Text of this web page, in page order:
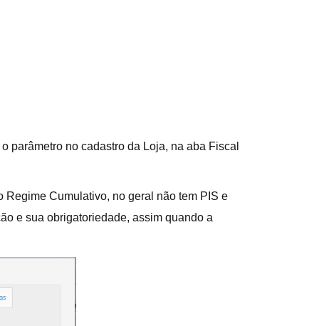
parâmetro no cadastro da Loja, na aba Fiscal
Cumulativo, no geral não tem PIS e
e sua obrigatoriedade, assim quando a